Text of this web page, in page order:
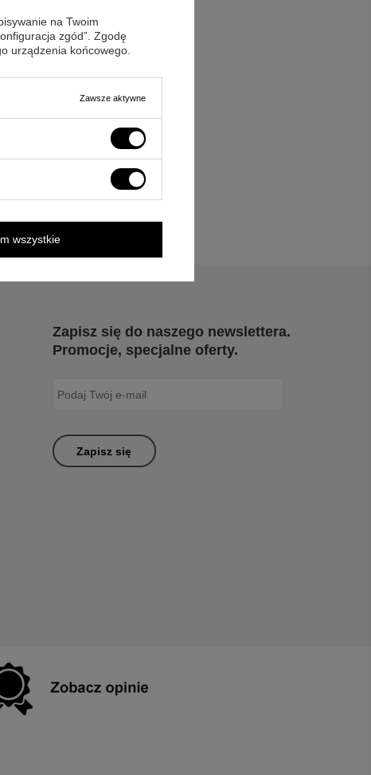
Zapisz się do naszego newslettera.
Promocje, specjalne oferty.
Zapisz się
na Twoim
zgód”. Zgodę
urządzenia końcowego.
Zawsze aktywne
wszystkie